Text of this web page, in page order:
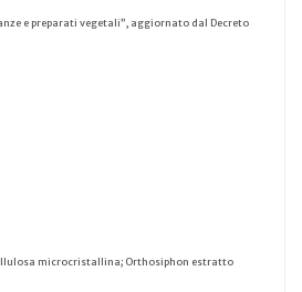
e preparati vegetali”, aggiornato dal Decreto
microcristallina; Orthosiphon estratto